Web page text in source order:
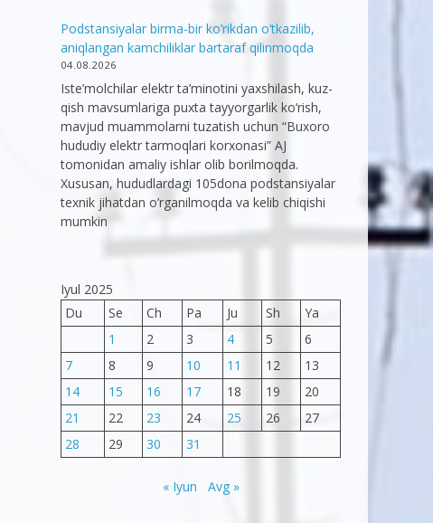
Podstansiyalar birma-bir ko’rikdan o’tkazilib,
aniqlangan kamchiliklar bartaraf qilinmoqda
04.08.2026
Iste’molchilar elektr ta’minotini yaxshilash, kuz-
qish mavsumlariga puxta tayyorgarlik ko‘rish,
mavjud muammolarni tuzatish uchun “Buxoro
hududiy elektr tarmoqlari korxonasi” AJ
tomonidan amaliy ishlar olib borilmoqda.
Xususan, hududlardagi 105dona podstansiyalar
texnik jihatdan o’rganilmoqda va kelib chiqishi
mumkin
Iyul 2025
Du
Se Ch Pa Ju Sh
Ya
1
2 3 4 5
6
7
8 9 10 11 12
13
14
15 16 17 18 19
20
21
22 23 24 25 26
27
28
29 30 31
« Iyun Avg »